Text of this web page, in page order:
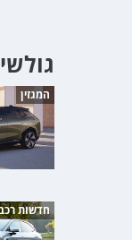
המגזין
חדשות